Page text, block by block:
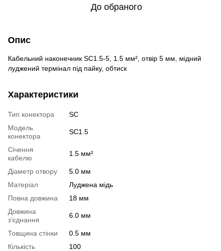
До обраного
Опис
Кабельний наконечник SC1.5-5, 1.5 мм², отвір 5 мм, мідний
луджений термінал під пайку, обтиск
Характеристики
Тип конектора
SC
Модель
конектора
SC1.5
Січення
кабелю
1.5 мм²
Діаметр отвору
5.0 мм
Матеріал
Луджена мідь
Повна довжина
18 мм
Довжина
з’єднання
6.0 мм
Товщина стінки
0.5 мм
Кількість
100